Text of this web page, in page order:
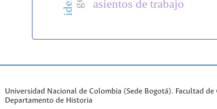
asientos de trabajo
Universidad Nacional de Colombia (Sede Bogotá). Facultad de
Departamento de Historia